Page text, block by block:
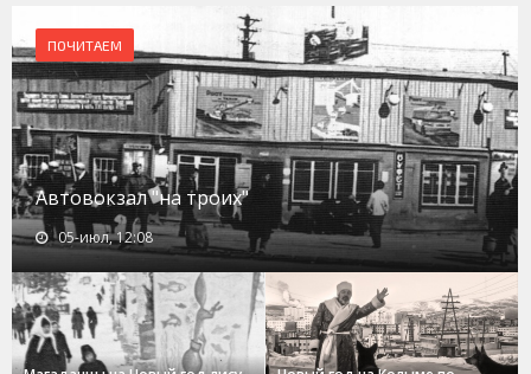
ПОЧИТАЕМ
Автовокзал "на троих"
05-июл, 12:08